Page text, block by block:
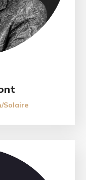
Solaire